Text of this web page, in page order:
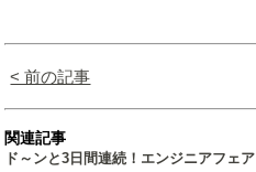
< 前の記事
関連記事
ド～ンと3日間連続！エンジニアフェア